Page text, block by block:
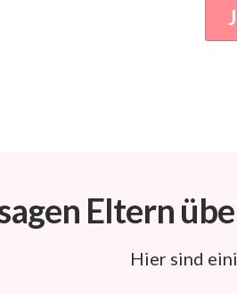
Eltern
Hier sind